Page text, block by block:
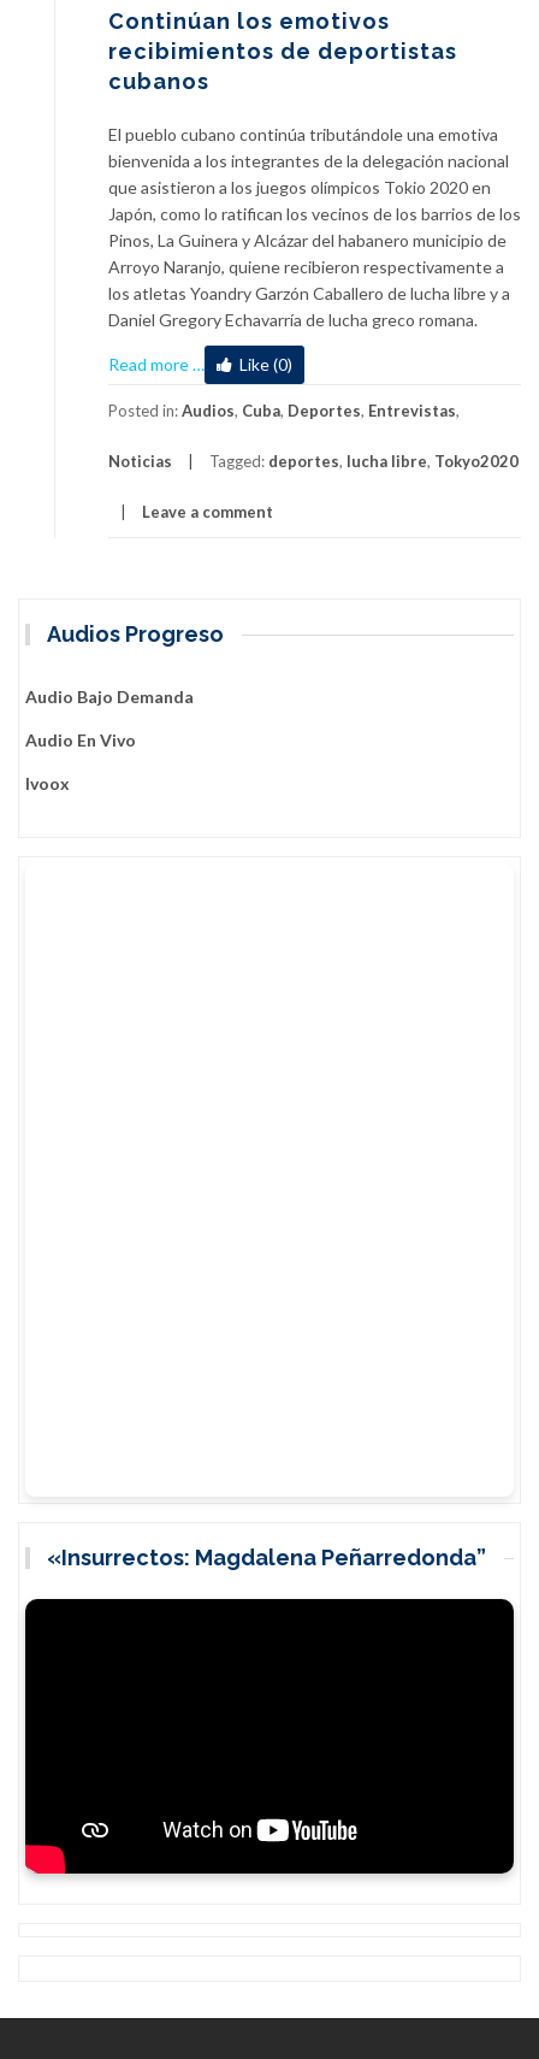
Continúan los emotivos
recibimientos de deportistas
cubanos
El pueblo cubano continúa tributándole una emotiva
bienvenida a los integrantes de la delegación nacional
que asistieron a los juegos olímpicos Tokio 2020 en
Japón, como lo ratifican los vecinos de los barrios de los
Pinos, La Guinera y Alcázar del habanero municipio de
Arroyo Naranjo, quiene recibieron respectivamente a
los atletas Yoandry Garzón Caballero de lucha libre y a
Daniel Gregory Echavarría de lucha greco romana.
Read more
about
Continúan
los
recibimientos
deportistas
… Like (0)
Posted in:Audios, Cuba, Deportes, Entrevistas,
Noticias Tagged: deportes, lucha libre, Tokyo2020
Leave a comment
Audios Progreso
Audio Bajo Demanda
Audio En Vivo
Ivoox
«Insurrectos: Magdalena Peñarredonda”